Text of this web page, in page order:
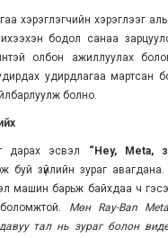
хэрэглэгчийн хэрэглээг
бодол санаа
олбон ажиллуулах
удирдлагаа мартсан
болно.
дарах эсвэл “Hey, Meta,
буй зүйлийн зураг
машин барьж байхдаа ч
Мөн Ray-Ban
тал нь зураг болон